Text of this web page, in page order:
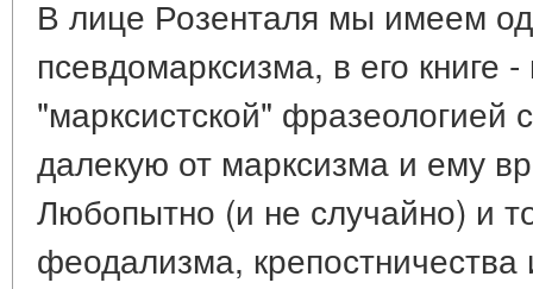
В лице Розенталя мы имеем
псевдомарксизма, в его книге
"марксистской" фразеологией
далекую от марксизма и ему
Любопытно (и не случайно) и
феодализма, крепостничества